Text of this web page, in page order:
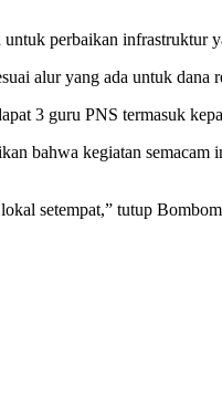
perbaikan infrastruktur
alur yang ada untuk
3 guru PNS termasuk
bahwa kegiatan
setempat,” tutup